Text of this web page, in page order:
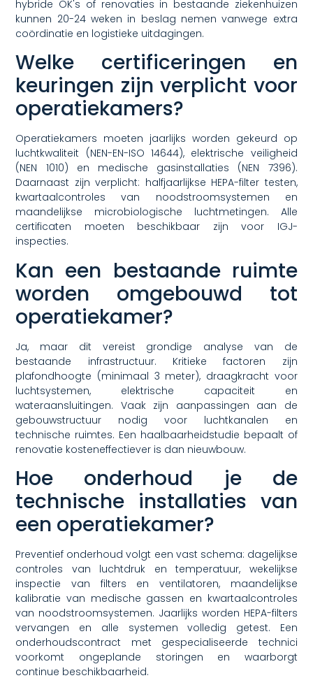
hybride OK's of renovaties in bestaande ziekenhuizen
kunnen 20-24 weken in beslag nemen vanwege extra
coördinatie en logistieke uitdagingen.
Welke certificeringen en
keuringen zijn verplicht voor
operatiekamers?
Operatiekamers moeten jaarlijks worden gekeurd op
luchtkwaliteit (NEN-EN-ISO 14644), elektrische veiligheid
(NEN 1010) en medische gasinstallaties (NEN 7396).
Daarnaast zijn verplicht: halfjaarlijkse HEPA-filter testen,
kwartaalcontroles van noodstroomsystemen en
maandelijkse microbiologische luchtmetingen. Alle
certificaten moeten beschikbaar zijn voor IGJ-
inspecties.
Kan een bestaande ruimte
worden omgebouwd tot
operatiekamer?
Ja, maar dit vereist grondige analyse van de
bestaande infrastructuur. Kritieke factoren zijn
plafondhoogte (minimaal 3 meter), draagkracht voor
luchtsystemen, elektrische capaciteit en
wateraansluitingen. Vaak zijn aanpassingen aan de
gebouwstructuur nodig voor luchtkanalen en
technische ruimtes. Een haalbaarheidstudie bepaalt of
renovatie kosteneffectiever is dan nieuwbouw.
Hoe onderhoud je de
technische installaties van
een operatiekamer?
Preventief onderhoud volgt een vast schema: dagelijkse
controles van luchtdruk en temperatuur, wekelijkse
inspectie van filters en ventilatoren, maandelijkse
kalibratie van medische gassen en kwartaalcontroles
van noodstroomsystemen. Jaarlijks worden HEPA-filters
vervangen en alle systemen volledig getest. Een
onderhoudscontract met gespecialiseerde technici
voorkomt ongeplande storingen en waarborgt
continue beschikbaarheid.